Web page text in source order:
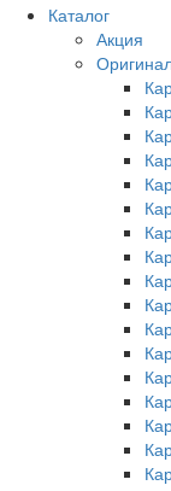
Каталог
Акция